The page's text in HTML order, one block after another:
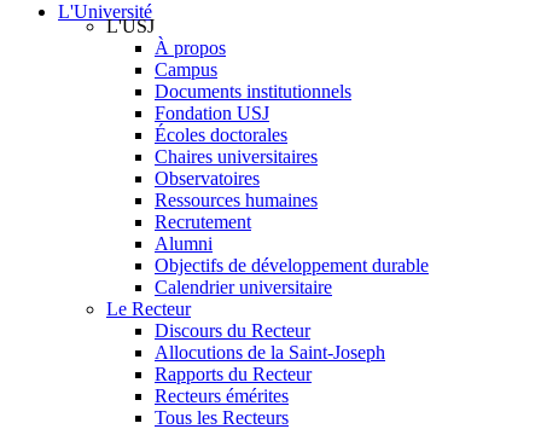
L'Université
L'USJ
À propos
Campus
Documents institutionnels
Fondation USJ
Écoles doctorales
Chaires universitaires
Observatoires
Ressources humaines
Recrutement
Alumni
Objectifs de développement durable
Calendrier universitaire
Le Recteur
Discours du Recteur
Allocutions de la Saint-Joseph
Rapports du Recteur
Recteurs émérites
Tous les Recteurs